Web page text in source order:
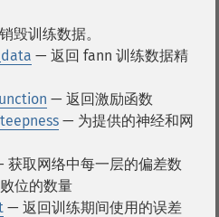
毁训练数据。
— 返回 fann 训练数据精
— 返回激励函数
— 为提供的神经和网
获取网络中每一层的偏差数
位的数量
— 返回训练期间使用的误差